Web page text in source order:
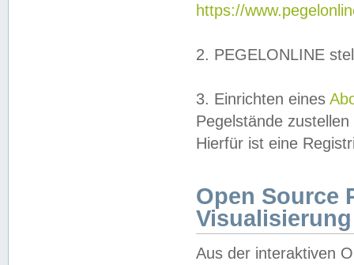
https://
2. PEGELONLINE
3. Einrichten eines
Pegelstände
Hierfür ist eine
Open Source
Visualisierung
Aus der interaktiven